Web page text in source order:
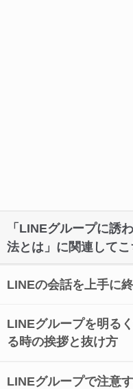
「LINEグループに誘
法とは」に関連して
LINEの会話を上手に
LINEグループを明る
る時の挨拶と抜け方
LINEグループで注意